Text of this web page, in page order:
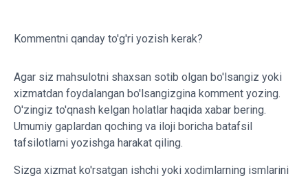
Kommentni qanday to'g'ri yozish kerak?
Agar siz mahsulotni shaxsan sotib olgan bo'lsangiz yoki
xizmatdan foydalangan bo'lsangizgina komment yozing.
O'zingiz to'qnash kelgan holatlar haqida xabar bering.
Umumiy gaplardan qoching va iloji boricha batafsil
tafsilotlarni yozishga harakat qiling.
Sizga xizmat ko'rsatgan ishchi yoki xodimlarning ismlarini